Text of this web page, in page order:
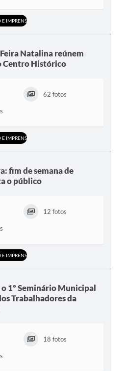
IMPRENSA
Natalina reúnem
Centro Histórico
62 fotos
IMPRENSA
fim de semana de
o público
12 fotos
IMPRENSA
1º Seminário Municipal
Trabalhadores da
18 fotos